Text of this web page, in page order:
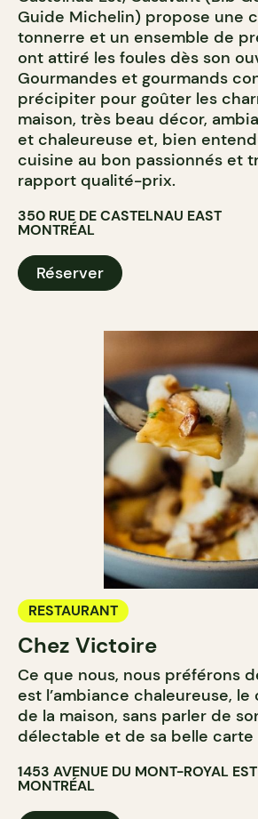
Guide Michelin) propose une
tonnerre et un ensemble de
ont attiré les foules dès son
Gourmandes et gourmands
précipiter pour goûter les
maison, très beau décor,
et chaleureuse et, bien
cuisine au bon passionnés et
rapport qualité-prix.
350 RUE DE CASTELNAU EAST
MONTRÉAL
Réserver
RESTAURANT
Chez Victoire
Ce que nous, nous préférons
est l’ambiance chaleureuse,
de la maison, sans parler de
délectable et de sa belle carte
1453 AVENUE DU MONT-ROYAL EST
MONTRÉAL